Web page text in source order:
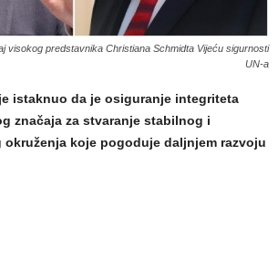
visokog predstavnika Christiana Schmidta Vijeću sigurnosti
UN-a
istaknuo da je osiguranje integriteta
značaja za stvaranje stabilnog i
koje pogoduje daljnjem razvoju